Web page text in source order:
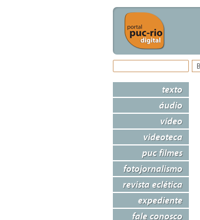
texto
áudio
vídeo
videoteca
puc filmes
fotojornalismo
revista eclética
expediente
fale conosco